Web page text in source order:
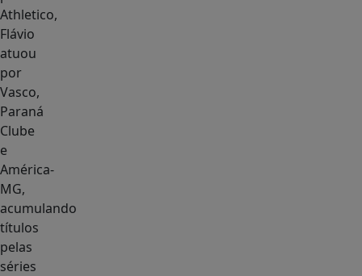
Athletico,
Flávio
atuou
por
Vasco,
Paraná
Clube
e
América-
MG,
acumulando
títulos
pelas
séries